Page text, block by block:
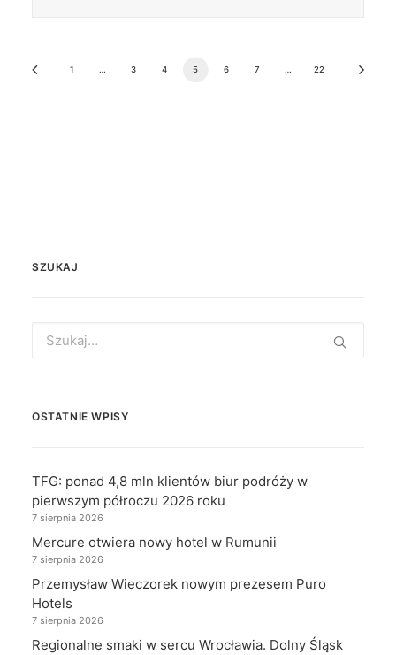
1 … 3 4 5 6 7 … 22
SZUKAJ
for:
OSTATNIE WPISY
TFG: ponad 4,8 mln klientów biur podróży w
pierwszym półroczu 2026 roku
7 sierpnia 2026
Mercure otwiera nowy hotel w Rumunii
7 sierpnia 2026
Przemysław Wieczorek nowym prezesem Puro
Hotels
7 sierpnia 2026
Regionalne smaki w sercu Wrocławia. Dolny Śląsk